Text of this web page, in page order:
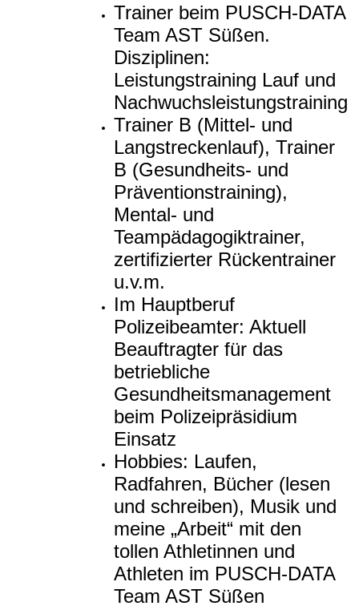
Trainer beim PUSCH-DATA
Team AST Süßen.
Disziplinen:
Leistungstraining Lauf und
Nachwuchsleistungstraining
Trainer B (Mittel- und
Langstreckenlauf), Trainer
B (Gesundheits- und
Präventionstraining),
Mental- und
Teampädagogiktrainer,
zertifizierter Rückentrainer
u.v.m.
Im Hauptberuf
Polizeibeamter: Aktuell
Beauftragter für das
betriebliche
Gesundheitsmanagement
beim Polizeipräsidium
Einsatz
Hobbies: Laufen,
Radfahren, Bücher (lesen
und schreiben), Musik und
meine „Arbeit“ mit den
tollen Athletinnen und
Athleten im PUSCH-DATA
Team AST Süßen